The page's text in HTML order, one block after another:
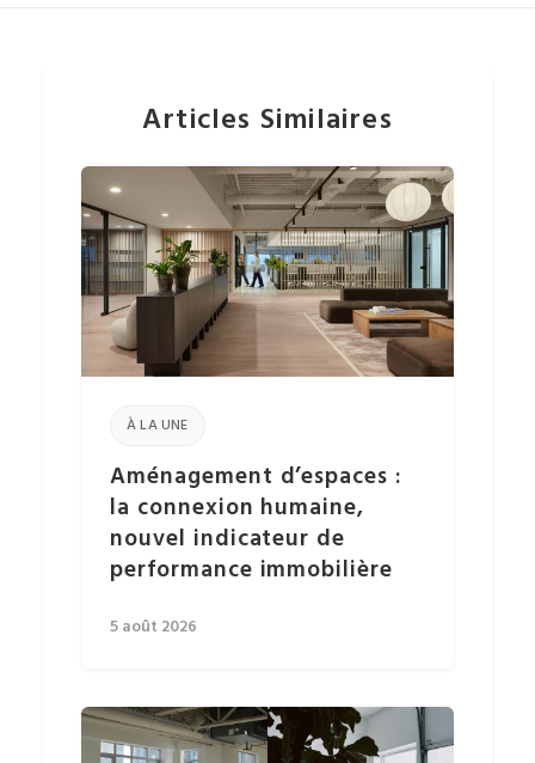
Articles Similaires
À LA UNE
Aménagement d’espaces :
la connexion humaine,
nouvel indicateur de
performance immobilière
5 août 2026